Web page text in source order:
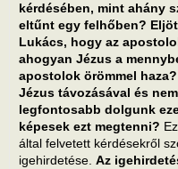
kérdésében, mint ahány
eltűnt egy felhőben?
Lukács, hogy az
ahogyan Jézus a
apostolok örömmel
Jézus távozásával és
legfontosabb dolgunk
képesek ezt megtenni?
által felvetett kérdésekről
igehirdetése. Az